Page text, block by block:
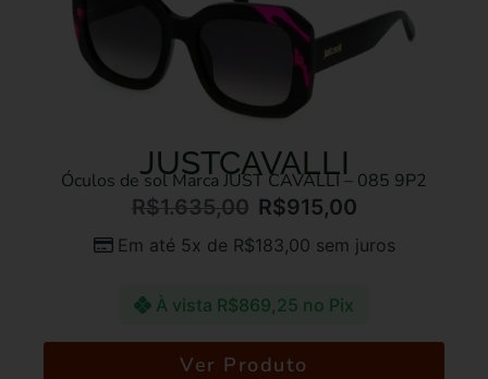
JUSTCAVALLI
Óculos de sol Marca JUST CAVALLI – 085 9P2
R$1.635,00 R$915,00
Em até 5x de R$183,00 sem juros
À vista R$869,25 no Pix
Ver Produto